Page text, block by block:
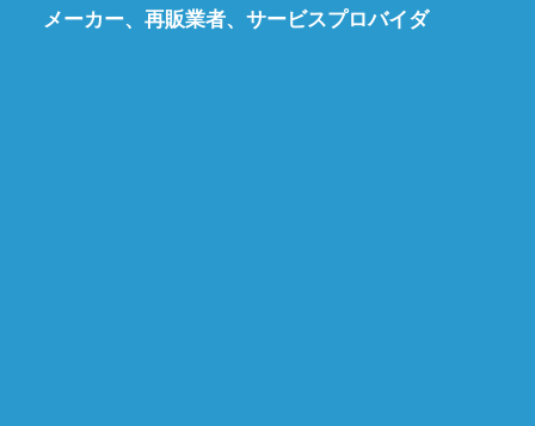
メーカー、再販業者、サービスプロバイダ